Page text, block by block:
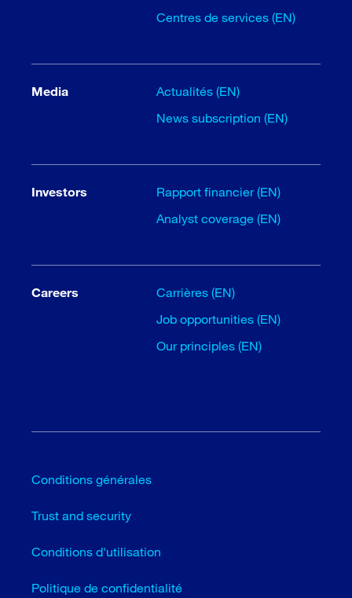
Centres de services (EN)
Media
Actualités (EN)
News subscription (EN)
Investors
Rapport financier (EN)
Analyst coverage (EN)
Careers
Carrières (EN)
Job opportunities (EN)
Our principles (EN)
Conditions générales
Trust and security
Conditions d'utilisation
Politique de confidentialité